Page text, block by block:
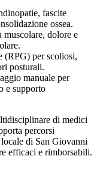
fascite
ossea.
dolore e
(RPG) per scoliosi,
posturali.
manuale per
e supporto
di medici
percorsi
di San Giovanni
efficaci e rimborsabili.